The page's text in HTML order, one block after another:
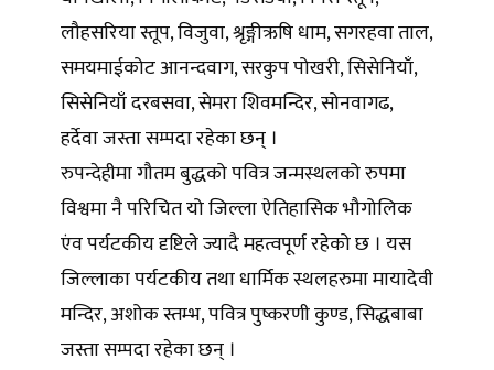
लौहसरिया स्तूप, विजुवा, श्रृङ्गीऋषि धाम, सगरहवा ताल,
समयमाईकोट आनन्दवाग, सरकुप पोखरी, सिसेनियाँ,
सिसेनियाँ दरबसवा, सेमरा शिवमन्दिर, सोनवागढ,
हर्देवा जस्ता सम्पदा रहेका छन् ।
रुपन्देहीमा गौतम बुद्धको पवित्र जन्मस्थलको रुपमा
विश्वमा नै परिचित यो जिल्ला ऐतिहासिक भौगोलिक
एंव पर्यटकीय दृष्टिले ज्यादै महत्वपूर्ण रहेको छ । यस
जिल्लाका पर्यटकीय तथा धार्मिक स्थलहरुमा मायादेवी
मन्दिर, अशोक स्तम्भ, पवित्र पुष्करणी कुण्ड, सिद्धबाबा
जस्ता सम्पदा रहेका छन् ।